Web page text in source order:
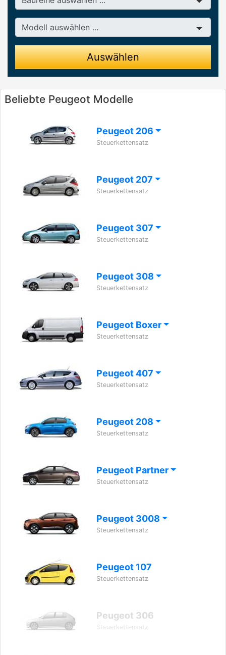
Modell
Auswählen
Beliebte Peugeot Modelle
Peugeot 206
Steuerkettensatz
Peugeot 207
Steuerkettensatz
Peugeot 307
Steuerkettensatz
Peugeot 308
Steuerkettensatz
Peugeot Boxer
Steuerkettensatz
Peugeot 407
Steuerkettensatz
Peugeot 208
Steuerkettensatz
Peugeot Partner
Steuerkettensatz
Peugeot 3008
Steuerkettensatz
Peugeot 107
Steuerkettensatz
Peugeot 306
Steuerkettensatz